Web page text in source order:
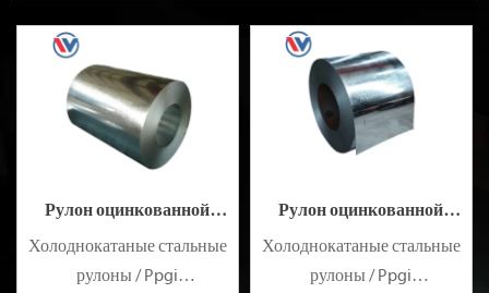
Рулон оцинкованной
Холоднокатаные стальные
рулоны / Ppgi
Рулон оцинкованной
Холоднокатаные стальные
рулоны / Ppgi